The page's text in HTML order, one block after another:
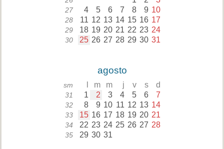
27 4 5 6 7 8 9 10
28 11 12 13 14 15 16 17
29 18 19 20 21 22 23 24
30 25 26 27 28 29 30 31
agosto
sm m m j v s d
31 1 2 3 4 5 6 7
32 8 9 10 11 12 13 14
33 15 16 17 18 19 20 21
34 22 23 24 25 26 27 28
35 29 30 31